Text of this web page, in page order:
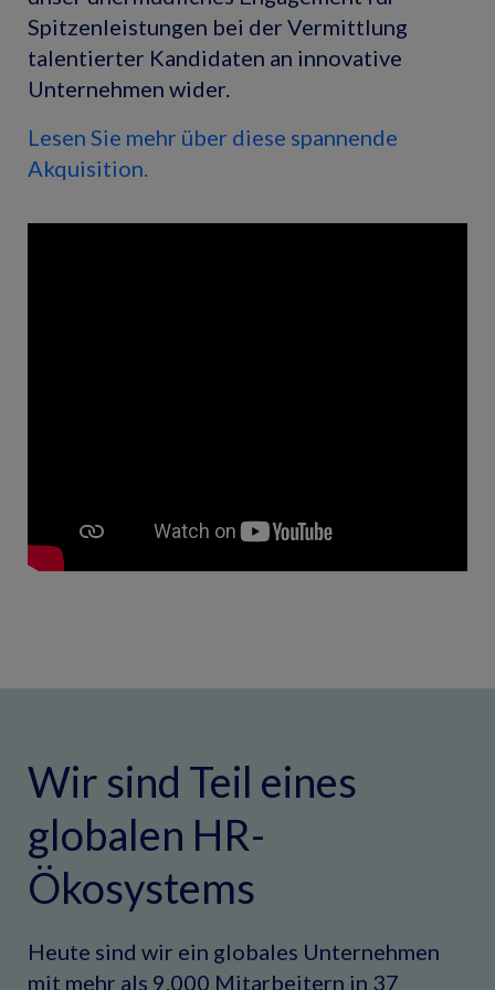
Spitzenleistungen bei der Vermittlung
talentierter Kandidaten an innovative
Unternehmen wider.
Lesen Sie mehr über diese spannende
Akquisition.
Wir sind Teil eines
globalen HR-
Ökosystems
Heute sind wir ein globales Unternehmen
mit mehr als 9.000 Mitarbeitern in 37